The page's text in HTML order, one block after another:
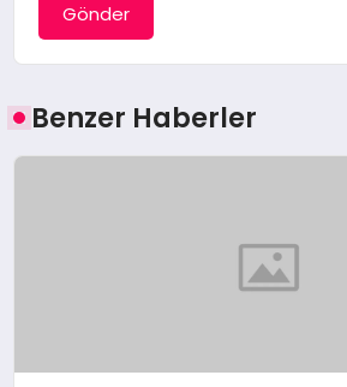
Gönder
Benzer Haberler